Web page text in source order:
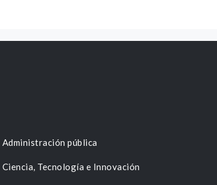
Administración pública
Ciencia, Tecnología e Innovación